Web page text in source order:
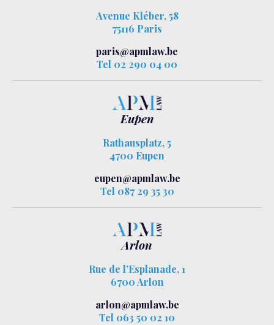
Avenue Kléber, 58
75116 Paris
paris@apmlaw.be
Tel 02 290 04 00
Eupen
Rathausplatz, 5
4700 Eupen
eupen@apmlaw.be
Tel 087 29 35 30
Arlon
Rue de l’Esplanade, 1
6700 Arlon
arlon@apmlaw.be
Tel 063 50 02 10